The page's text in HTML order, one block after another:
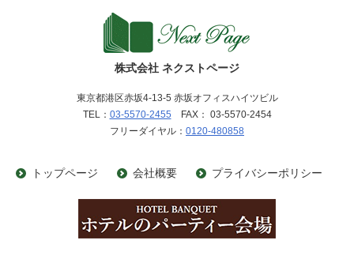
株式会社 ネクストページ
東京都港区赤坂4-13-5 赤坂オフィスハイツビル
TEL： 03-5570-2455 FAX： 03-5570-2454
フリーダイヤル： 0120-480858
トップページ 会社概要 プライバシーポリシー